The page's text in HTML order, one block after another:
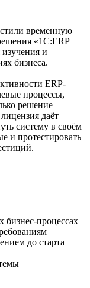
временную
«1C:ERP
и
бизнеса.
ERP-
процессы,
решение
даёт
систему в своём
и протестировать
бизнес-процессах
до старта